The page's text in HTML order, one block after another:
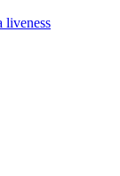
liveness